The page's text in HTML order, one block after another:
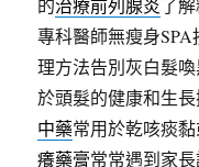
的治療前列腺炎了
專科醫師無瘦身SPA
理方法告別灰白髮
於頭髮的健康和生
中藥常用於乾咳痰
癢藥膏常常遇到家